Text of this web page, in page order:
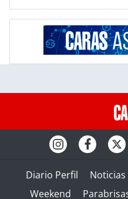
Diario Perfil Noticias
Weekend